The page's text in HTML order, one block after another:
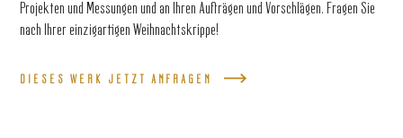
Projekten und Messungen und an Ihren Aufträgen und Vorschlägen. Fragen Sie
nach Ihrer einzigartigen Weihnachtskrippe!
DIESES WERK JETZT ANFRAGEN